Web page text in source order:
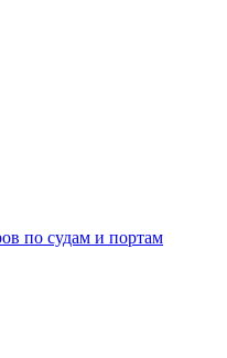
по судам и портам